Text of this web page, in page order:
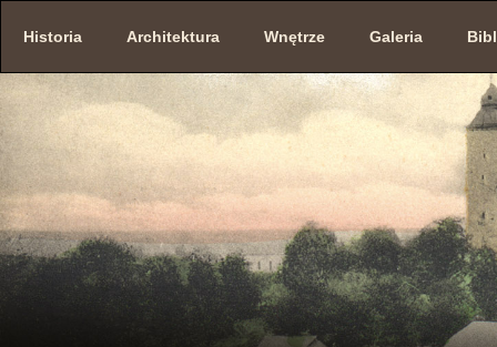
Historia Architektura Wnętrze Galeria